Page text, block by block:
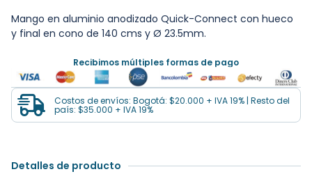
Mango en aluminio anodizado Quick-Connect con hueco
y final en cono de 140 cms y Ø 23.5mm.
Recibimos múltiples formas de pago
Costos de envíos: Bogotá: $20.000 + IVA 19% | Resto del
país: $35.000 + IVA 19%
Detalles de producto